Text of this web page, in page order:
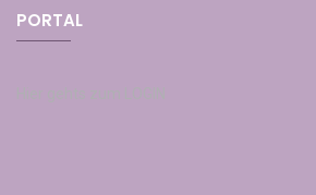
PORTAL